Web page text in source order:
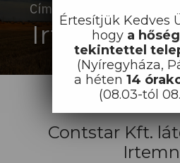
Morzsa
Címlap
Irtem
Contstar Kft.
Értesítjük Kedves
hogy a
tekintettel
(Nyíregyháza,
a héten 14
(08.03-tól